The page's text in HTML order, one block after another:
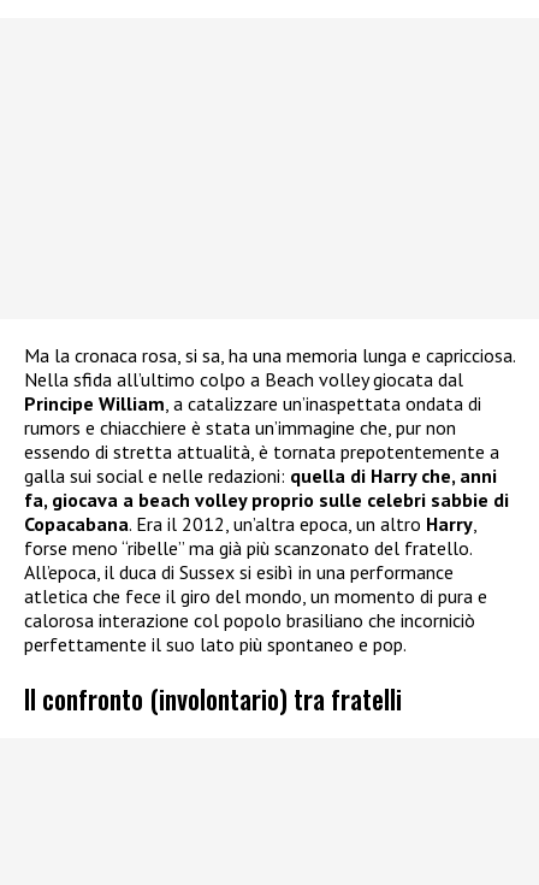
Ma la cronaca rosa, si sa, ha una memoria lunga e capricciosa.
Nella sfida all’ultimo colpo a Beach volley giocata dal
Principe William, a catalizzare un’inaspettata ondata di
rumors e chiacchiere è stata un’immagine che, pur non
essendo di stretta attualità, è tornata prepotentemente a
galla sui social e nelle redazioni: quella di Harry che, anni
fa, giocava a beach volley proprio sulle celebri sabbie di
Copacabana. Era il 2012, un’altra epoca, un altro Harry,
forse meno “ribelle” ma già più scanzonato del fratello.
All’epoca, il duca di Sussex si esibì in una performance
atletica che fece il giro del mondo, un momento di pura e
calorosa interazione col popolo brasiliano che incorniciò
perfettamente il suo lato più spontaneo e pop.
Il confronto (involontario) tra fratelli